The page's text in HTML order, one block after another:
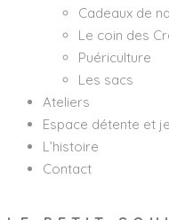
Cadeaux de
Le coin des
Puériculture
Les sacs
Ateliers
Espace détente et
L’histoire
Contact